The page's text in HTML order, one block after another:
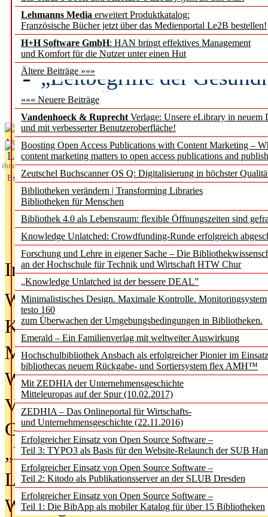
Lehmanns Media erweitert Produktkatalog:
Französische Bücher jetzt über das Medienportal Le2B bestellen!
H+H Software GmbH: HAN bringt effektives Management
und Komfort für die Nutzer unter einen Hut
Ältere Beiträge »»»
««« Neuere Beiträge
Vandenhoeck & Ruprecht Verlage: Unsere eLibrary in neuem
und mit verbesserter Benutzeroberfläche!
Boosting Open Access Publications with Content Marketing –
content marketing matters to open access publications and
Zeutschel Buchscanner OS Q: Digitalisierung in höchster
Bibliotheken verändern | Transforming Libraries
Bibliotheken für Menschen
Bibliothek 4.0 als Lebensraum: flexible Öffnungszeiten sind
Knowledge Unlatched: Crowdfunding-Runde erfolgreich
Forschung und Lehre in eigener Sache – Die
an der Hochschule für Technik und Wirtschaft HTW Chur
„Knowledge Unlatched ist der bessere DEAL”
Minimalistisches Design. Maximale Kontrolle. Monitoringsystem
testo 160
zum Überwachen der Umgebungsbedingungen in Bibliotheken.
Emerald – Ein Familienverlag mit weltweiter Auswirkung
Hochschulbibliothek Ansbach als erfolgreicher Pionier im
bibliothecas neuem Rückgabe- und Sortiersystem flex AMH™
Mit ZEDHIA der Unternehmensgeschichte
Mitteleuropas auf der Spur (10.02.2017)
ZEDHIA – Das Onlineportal für Wirtschafts-
und Unternehmensgeschichte (22.11.2016)
Erfolgreicher Einsatz von Open Source Software –
Teil 3: TYPO3 als Basis für den Website-Relaunch der SUB
Erfolgreicher Einsatz von Open Source Software –
Teil 2: Kitodo als Publikationsserver an der SLUB Dresden
Erfolgreicher Einsatz von Open Source Software –
Teil 1: Die BibApp als mobiler Katalog für über 15 Bibliotheken
Künstliche Intelligenz
besser zu verstehen
„Leitbegriffe der
des BIÖG erscheinen
Aktuelles aus
L
ibrary
Essentials
In der Ausgabe06/2026(August
Was Hochschul­bibliotheken von
Kinder in der digitalen Welt
Metadaten als Infrastruktur
Wenn Bots katalogisieren
Von Abschlusskleidern bis
Geisterjagd-Ausrüstung in der
„Library of Things“ unterwegs
Lesen als Infrastrukturaufgabe
Wie Jugendliche Social Media